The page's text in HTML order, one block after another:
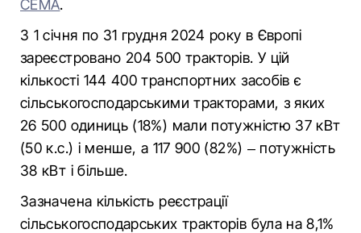
CEMA.
З 1 січня по 31 грудня 2024 року в Європі
зареєстровано 204 500 тракторів. У цій
кількості 144 400 транспортних засобів є
сільськогосподарськими тракторами, з яких
26 500 одиниць (18%) мали потужністю 37 кВт
(50 к.с.) і менше, а 117 900 (82%) – потужність
38 кВт і більше.
Зазначена кількість реєстрації
сільськогосподарських тракторів була на 8,1%